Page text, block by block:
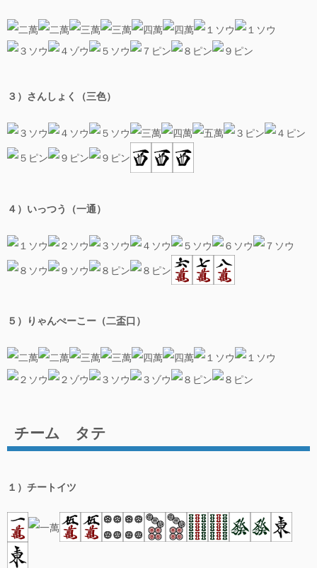
平和と七対子の点数を覚えよう
点数計算の一覧表と５つのポイント
点数計算練習問題 １００選
多面待ちに強くなる
麻雀の実戦でよくでる多面待ち ２４選
強くなるために絶対に覚えておきたい形
面子を効率よくつくる２
多面待ちランキング
なかぶくれ順子の使い方
リアル麻雀
フリー麻雀
３）さんしょく（三色）
４）いっつう（一通）
５）りゃんぺーこー（二盃口）
チーム タテ
１）チートイツ